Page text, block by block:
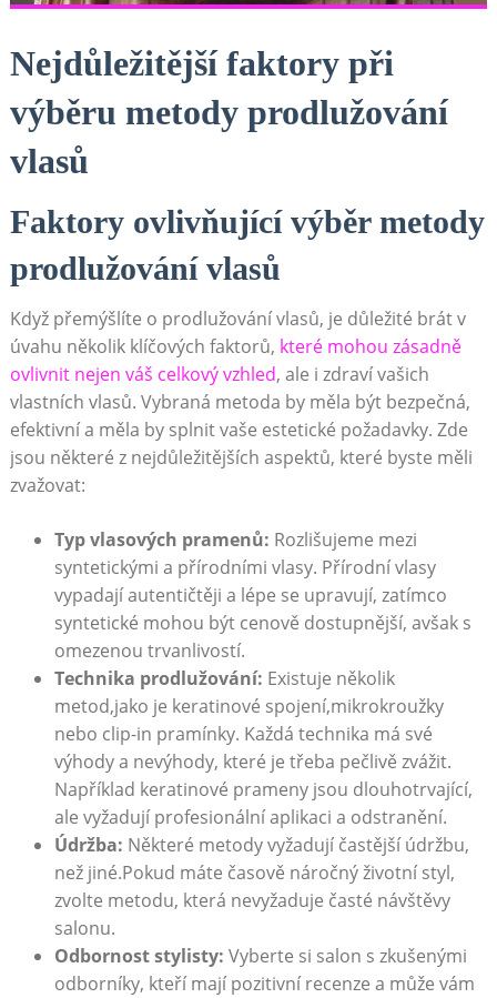
Nejdůležitější faktory při
výběru metody prodlužování
vlasů
Faktory ovlivňující výběr metody
prodlužování vlasů
Když přemýšlíte o prodlužování vlasů, je důležité brát v
úvahu několik klíčových faktorů, které mohou zásadně
ovlivnit nejen váš celkový vzhled, ale i zdraví vašich
vlastních vlasů. Vybraná metoda by měla být bezpečná,
efektivní a měla by splnit vaše estetické požadavky. Zde
jsou některé z nejdůležitějších aspektů, které byste měli
zvažovat:
Typ vlasových pramenů: Rozlišujeme mezi
syntetickými a přírodními vlasy. Přírodní vlasy
vypadají autentičtěji a lépe se upravují, zatímco
syntetické mohou být cenově dostupnější, avšak s
omezenou trvanlivostí.
Technika prodlužování: Existuje několik
metod,jako je keratinové spojení,mikrokroužky
nebo clip-in pramínky. Každá technika má své
výhody a nevýhody, které je třeba pečlivě zvážit.
Například keratinové prameny jsou dlouhotrvající,
ale vyžadují profesionální aplikaci a odstranění.
Údržba: Některé metody vyžadují častější údržbu,
než jiné.Pokud máte časově náročný životní styl,
zvolte metodu, která nevyžaduje časté návštěvy
salonu.
Odbornost stylisty: Vyberte si salon s zkušenými
odborníky, kteří mají pozitivní recenze a může vám